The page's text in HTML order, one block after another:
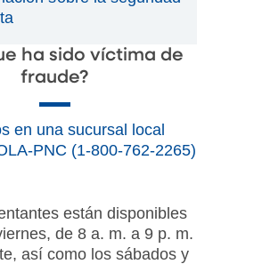
ha sido víctima de
fraude?
en una sucursal local
PNC (1-800-762-2265)
están disponibles
de 8 a. m. a 9 p. m.
así como los sábados y